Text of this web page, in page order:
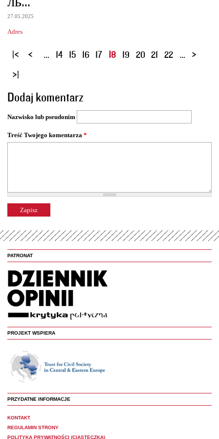
27.05.2025
Adres
S
o
n
y
… 14 15 16 17 18 19 20 21 22 …
Dodaj komentarz
Nazwisko lub pseudonim
Treść Twojego komentarza *
PATRONAT
PROJEKT WSPIERA
PRZYDATNE INFORMACJE
KONTAKT
REGULAMIN STRONY
POLITYKA PRYWATNOŚCI (CIASTECZKA)